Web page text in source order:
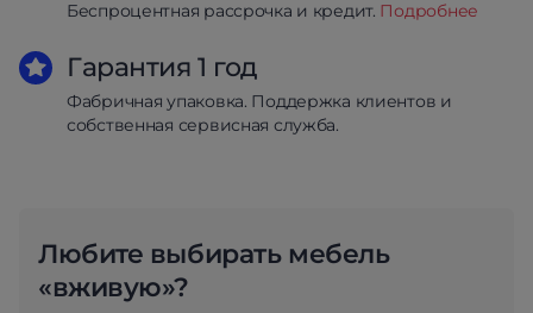
Беспроцентная рассрочка и кредит. Подробнее
Гарантия 1 год
Фабричная упаковка. Поддержка клиентов и
собственная сервисная служба.
Любите выбирать мебель
«вживую»?